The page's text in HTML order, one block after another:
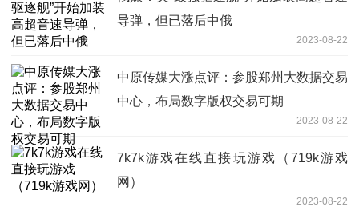
导弹，但已落后中俄
2023-08-22
中原传媒大涨点评：参股郑州大数据交易
中心，布局数字版权交易可期
2023-08-22
7k7k游戏在线直接玩游戏（719k游戏
网）
2023-08-22